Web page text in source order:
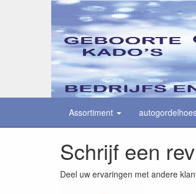
Assortiment
Schrijf een
Deel uw ervaringen met andere